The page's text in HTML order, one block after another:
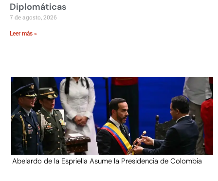
Diplomáticas
7 de agosto, 2026
Leer más »
Abelardo de la Espriella Asume la Presidencia de Colombia